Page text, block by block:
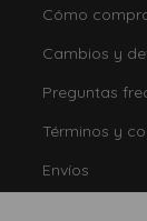
Cómo
Cambios y
Preguntas
Términos y
Envíos